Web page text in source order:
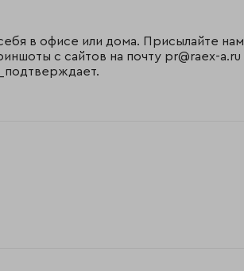
в офисе или дома. Присылайте нам
с сайтов на почту pr@raex-a.ru